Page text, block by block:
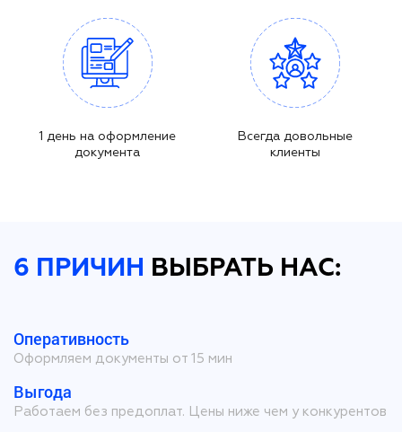
1 день на оформление
документа
Всегда довольные
клиенты
6 ПРИЧИН ВЫБРАТЬ НАС:
Оперативность
Оформляем документы от 15 мин
Выгода
Работаем без предоплат. Цены ниже чем у конкурентов